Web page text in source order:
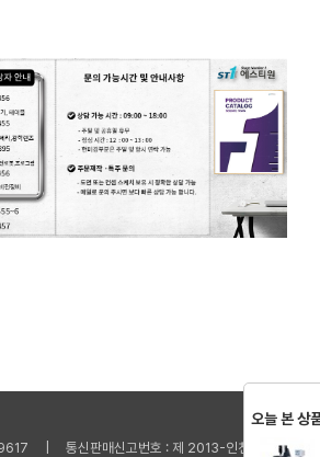
| 통신판매신고번호 : 제 2013-인천부평-001
오늘 본 상